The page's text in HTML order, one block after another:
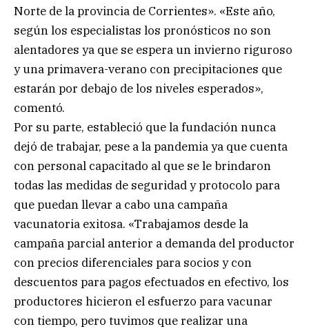
Norte de la provincia de Corrientes». «Este año,
según los especialistas los pronósticos no son
alentadores ya que se espera un invierno riguroso
y una primavera-verano con precipitaciones que
estarán por debajo de los niveles esperados»,
comentó.
Por su parte, estableció que la fundación nunca
dejó de trabajar, pese a la pandemia ya que cuenta
con personal capacitado al que se le brindaron
todas las medidas de seguridad y protocolo para
que puedan llevar a cabo una campaña
vacunatoria exitosa. «Trabajamos desde la
campaña parcial anterior a demanda del productor
con precios diferenciales para socios y con
descuentos para pagos efectuados en efectivo, los
productores hicieron el esfuerzo para vacunar
con tiempo, pero tuvimos que realizar una